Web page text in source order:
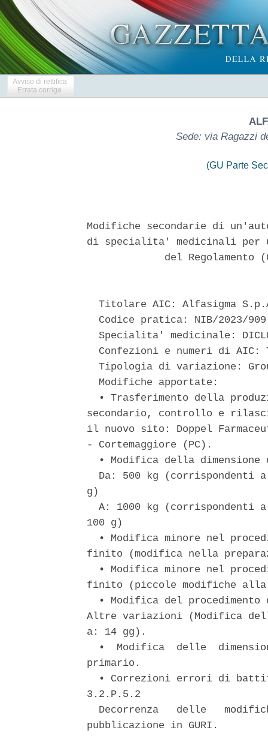
Avviso di rettifica
Errata corrige
Sede: via Ragazzi
(GU Parte
Modifiche secondarie di
di specialita' medicinali per
del Regolamento
Titolare AIC: Alfasigma
Codice pratica: NIB/2023/
Specialita' medicinale:
Confezioni e numeri di
Tipologia di variazione:
  Modifiche apportate:
• Trasferimento della
secondario, controllo e
il nuovo sito: Doppel
- Cortemaggiore (PC).
• Modifica della dimensione
Da: 500 kg (corrispondenti
g)
A: 1000 kg (corrispondenti
100 g)
• Modifica minore nel
finito (modifica nella
• Modifica minore nel
finito (piccole modifiche
• Modifica del procedimento
Altre variazioni (Modifica
a: 14 gg).
•  Modifica  delle
primario.
• Correzioni errori di
3.2.P.5.2
Decorrenza   delle
pubblicazione in GURI.